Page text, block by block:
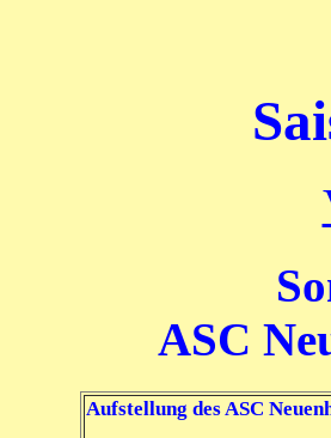
ASC
Aufstellung des ASC